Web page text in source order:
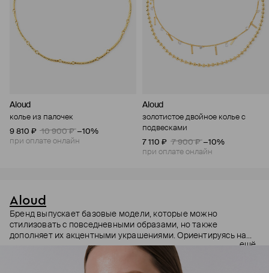
Aloud
колье из палочек
9 810 ₽
10 900 ₽ −10%
при оплате онлайн
Aloud
золотистое двойное колье с
подвесками
7 110 ₽
7 900 ₽ −10%
при оплате онлайн
Aloud
Бренд выпускает базовые модели, которые можно
стилизовать с повседневными образами, но также
дополняет их акцентными украшениями. Ориентируясь на
долгосрочные тренды, вдохновляясь культурой, искусством и
людьми, Aloud показывает коллекции несколько раз в год. А
в названии бренда зашифрован призыв слушать внутренний
ещё